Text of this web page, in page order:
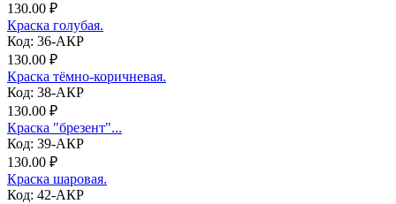
130.00 ₽
Краска голубая.
Код: 36-АКР
130.00 ₽
Краска тёмно-коричневая.
Код: 38-АКР
130.00 ₽
Краска "брезент"...
Код: 39-АКР
130.00 ₽
Краска шаровая.
Код: 42-АКР